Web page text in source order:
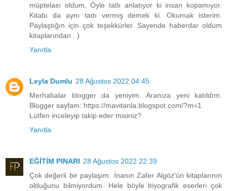
müptelası oldum, Öyle tatlı anlatıyor ki insan kopamıyor.
Kitabı da aynı tadı vermiş demek ki. Okumak isterim.
Paylaştığın için çok teşekkürler. Sayende haberdar oldum
kitaplarından : )
Yanıtla
Leyla Dumlu 28 Ağustos 2022 04:45
Merhabalar blogger da yeniyim. Aranıza yeni katıldım.
Blogger sayfam: https://mavitanla.blogspot.com/?m=1
Lütfen inceleyip takip eder misiniz?
Yanıtla
EĞİTİM PINARI 28 Ağustos 2022 22:39
Çok değerli bir paylaşım. İnanın Zafer Algöz'ün kitaplarının
olduğunu bilmiyordum. Hele böyle biyografik eserleri çok